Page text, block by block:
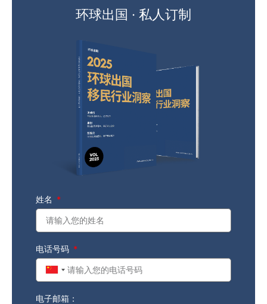
环球出国 · 私人订制
姓名
电话号码
China
电子邮箱：